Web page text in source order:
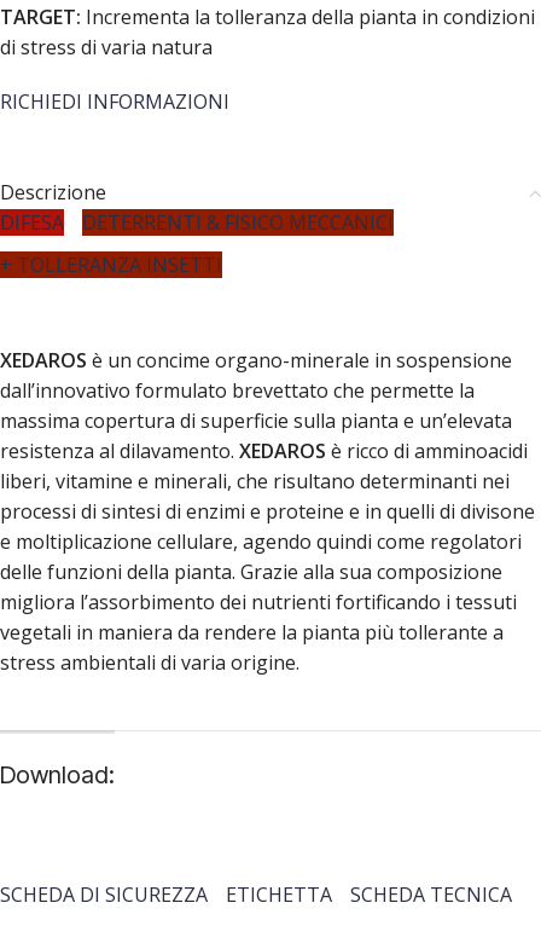
TARGET: Incrementa la tolleranza della pianta in condizioni
di stress di varia natura
RICHIEDI INFORMAZIONI
Descrizione
DIFESA
DETERRENTI & FISICO MECCANICI
+ TOLLERANZA INSETTI
XEDAROS è un concime organo-minerale in sospensione
dall’innovativo formulato brevettato che permette la
massima copertura di superficie sulla pianta e un’elevata
resistenza al dilavamento. XEDAROS è ricco di amminoacidi
liberi, vitamine e minerali, che risultano determinanti nei
processi di sintesi di enzimi e proteine e in quelli di divisone
e moltiplicazione cellulare, agendo quindi come regolatori
delle funzioni della pianta. Grazie alla sua composizione
migliora l’assorbimento dei nutrienti fortificando i tessuti
vegetali in maniera da rendere la pianta più tollerante a
stress ambientali di varia origine.
Download:
SCHEDA DI SICUREZZA ETICHETTA SCHEDA TECNICA